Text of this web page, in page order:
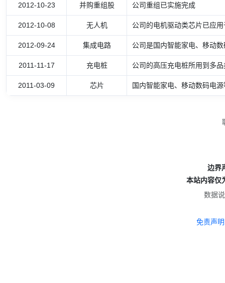
2012-10-23 并购重组股 公司重组已实施完成
2012-10-08 无人机 公司的电机驱动类芯片已应
2012-09-24 集成电路 公司是国内智能家电、移动
2011-11-17 充电桩 公司的高压充电桩所用到多
2011-03-09 芯片 国内智能家电、移动数码电
边界
本站内容仅
数据
免责声明